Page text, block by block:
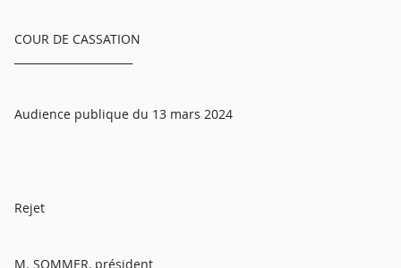
COUR DE CASSATION
Audience publique du 13 mars 2024
Rejet
M. SOMMER, président